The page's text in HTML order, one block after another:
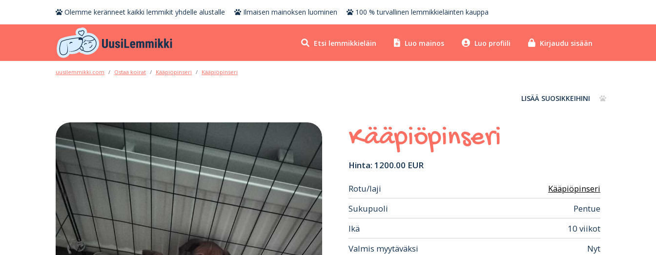
Olemme keränneet kaikki lemmikit yhdelle alustalle Ilmaisen mainoksen luominen 100 % turvallinen lemmikkieläinten kauppa
Etsi lemmikkieläin Luo mainos Luo profiili Kirjaudu sisään
uusilemmikki.com Ostaa koirat Kääpiöpinseri Kääpiöpinseri
LISÄÄ SUOSIKKEIHINI
Kääpiöpinseri
Hinta: 1200.00 EUR
Rotu/laji
Kääpiöpinseri
Sukupuoli
Pentue
Ikä
10 viikot
Valmis myytäväksi
Nyt